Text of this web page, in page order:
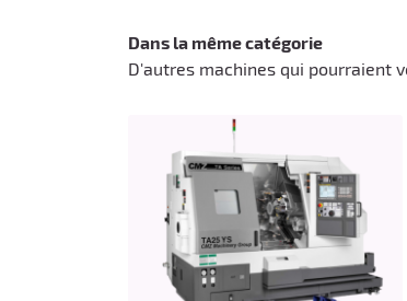
Dans la même catégorie
D'autres machines qui pourraient